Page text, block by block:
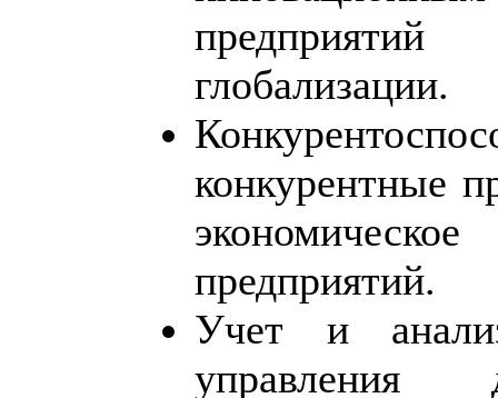
глобализации.
конкурентные
предприятий.
Учет и
управления